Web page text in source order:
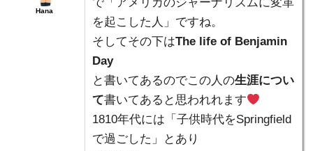
Hana
を起こした人」ですね。
そしてその下はThe life of Benjamin
Day
と書いてあるのでこの人の生涯につい
て書いてあると思われれます
1810年代には「子供時代をSpringfield
で過ごした」とあり